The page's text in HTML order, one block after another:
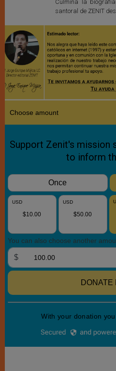
Culmina la
santoral de ZENIT